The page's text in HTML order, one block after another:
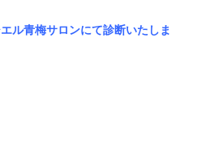
ル青梅サロンにて診断いたしま